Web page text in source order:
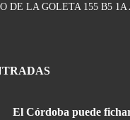
DE LA GOLETA 155 B5
El Córdoba puede